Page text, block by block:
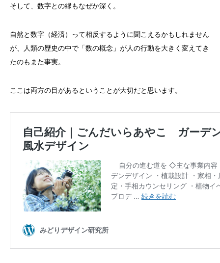
そして、数字との縁もなぜか深く。
自然と数字（経済）って相反するように聞こえるかもしれません
が、人類の歴史の中で「数の概念」が人の行動を大きく変えてき
たのもまた事実。
ここは両方の目があるということが大切だと思います。